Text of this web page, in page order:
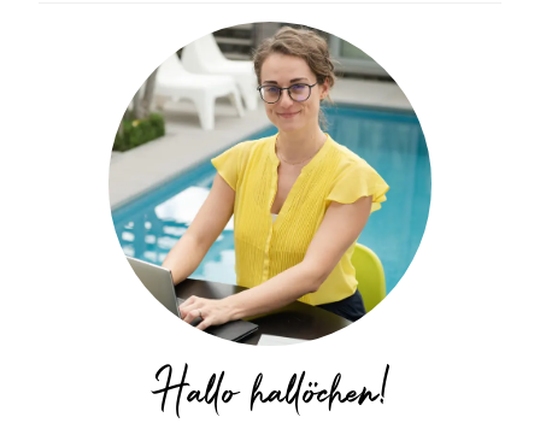
Hallo hallöchen!